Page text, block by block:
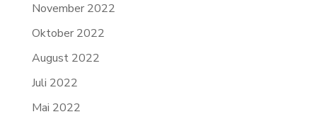
November 2022
Oktober 2022
August 2022
Juli 2022
Mai 2022